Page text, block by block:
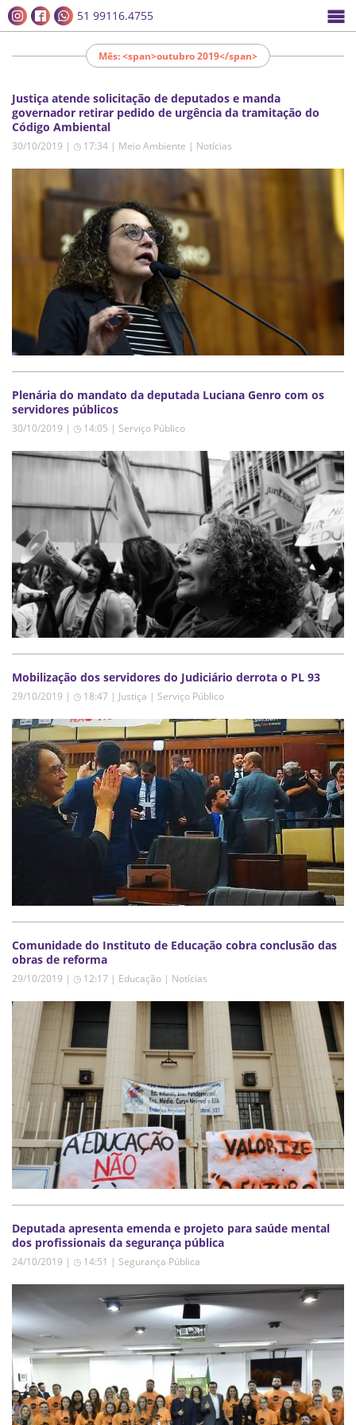
51 99116.4755
Mês: <span>outubro 2019</span>
Justiça atende solicitação de deputados e manda
governador retirar pedido de urgência da tramitação do
Código Ambiental
30/10/2019 | ◷ 17:34 | Meio Ambiente | Notícias
Plenária do mandato da deputada Luciana Genro com os
servidores públicos
30/10/2019 | ◷ 14:05 | Serviço Público
Mobilização dos servidores do Judiciário derrota o PL 93
29/10/2019 | ◷ 18:47 | Justiça | Serviço Público
Comunidade do Instituto de Educação cobra conclusão das
obras de reforma
29/10/2019 | ◷ 12:17 | Educação | Notícias
Deputada apresenta emenda e projeto para saúde mental
dos profissionais da segurança pública
24/10/2019 | ◷ 14:51 | Segurança Pública